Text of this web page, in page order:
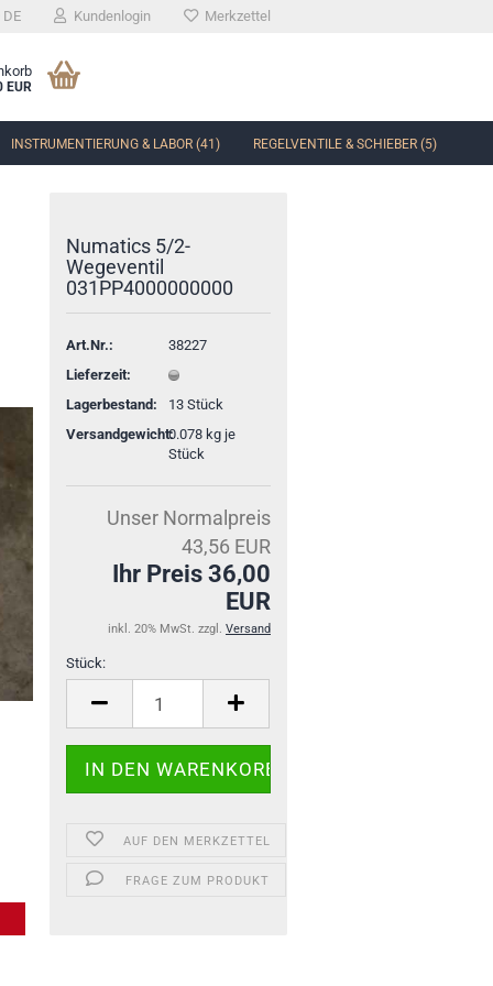
DE Kundenlogin Merkzettel
EUR
INSTRUMENTIERUNG & LABOR (41) REGELVENTILE & SCHIEBER (5)
Numatics 5/2-
Wegeventil
031PP4000000000
Art.Nr.:
38227
Lieferzeit:
Lagerbestand:
13 Stück
Versandgewicht:0.078kg je
Stück
Unser Normalpreis
43,56 EUR
Ihr Preis 36,00
EUR
inkl. 20% MwSt. zzgl. Versand
Stück:
Stück
AUF DEN MERKZETTEL
FRAGE ZUM PRODUKT